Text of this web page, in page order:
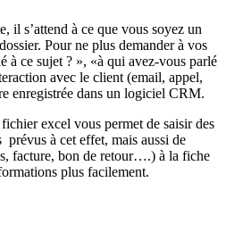
il s’attend à ce que vous soyez un
Pour ne plus demander à vos
à ce sujet ? », «à qui avez-vous parlé
avec le client (email, appel,
enregistrée dans un logiciel CRM.
excel vous permet de saisir des
à cet effet, mais aussi de
facture, bon de retour….) à la fiche
plus facilement.